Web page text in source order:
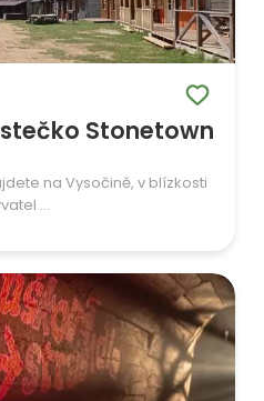
Stonetown
na Vysočině, v blízkosti
...